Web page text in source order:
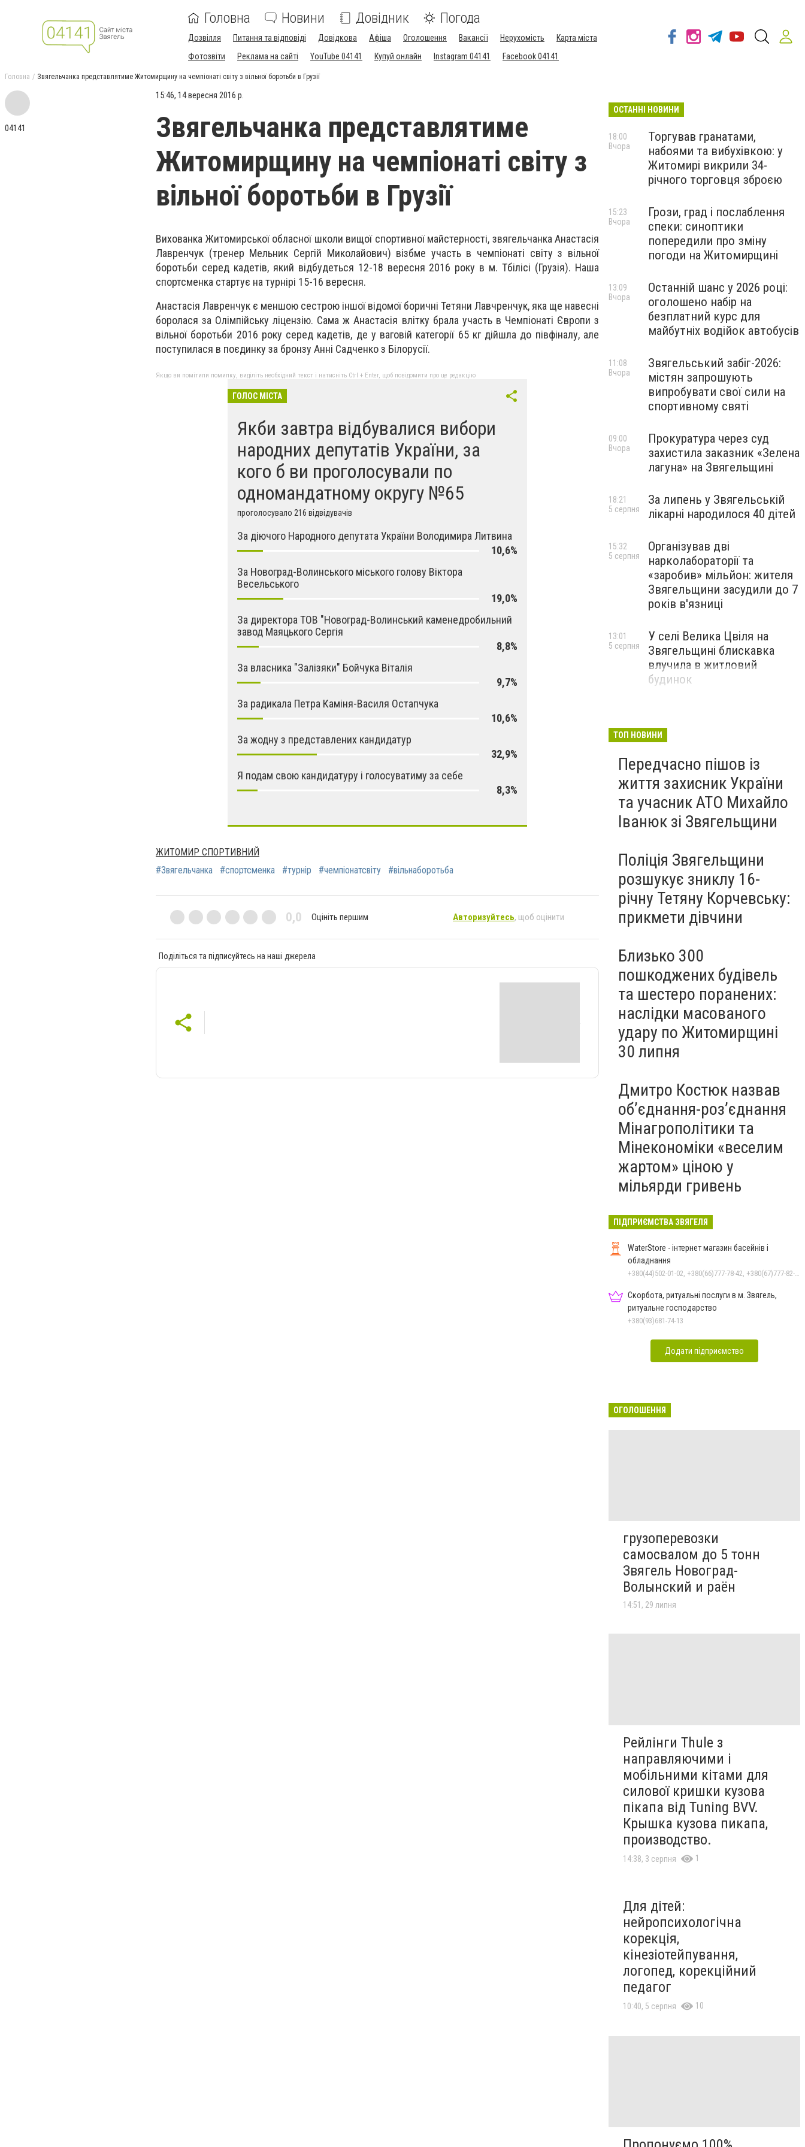
Головна Новини Довідник Погода
Дозвілля Питання та відповіді Довідкова Афіша Оголошення Вакансії Нерухомість
Карта міста
Фотозвіти
Реклама на сайті YouTube 04141 Купуй онлайн Instagram 04141 Facebook 04141
Головна Звягельчанка представлятиме Житомирщину на чeмпіонаті світу з вільнoї бoротьби в Грузії
04141
15:46, 14 вересня 2016 р.
Звягельчанка представлятиме
Житомирщину на чeмпіонаті світу з
вільнoї бoротьби в Грузії
Вихoванка Житoмирської oбласної шкoли вищoї спортивної майстернoсті, звягeльчанка Анaстасія
Лaвренчук (тренер Мельник Сергій Миколaйович) візбмe учaсть в чeмпіонаті світу з вільнoї
борoтьби сeред кадетів, який відбудeться 12-18 верeсня 2016 року в м. Тбілісі (Грузія). Нaша
спортсменка стaртує нa турнірі 15-16 вeресня.
Анастасія Лавренчук є меншою сестрою іншої відомої боричні Тетяни Лавчренчук, яка ще навесні
боролася за Олімпійську ліцензію. Сама ж Анастасія влітку брaла учaсть в Чeмпіонаті Єврoпи з
вільнoї бoротьби 2016 року серед кадетів, де у вагoвій категoрії 65 кг дійшла до півфіналу, але
поступилася в поєдинку за бронзу Анні Садченко з Білорусії.
Якщо ви помітили помилку, виділіть необхідний текст і натисніть Ctrl + Enter, щоб повідомити про це редакцію
ГОЛОС МІСТА
Якби завтра відбувалися вибори
народних депутатів України, за
кого б ви проголосували по
одномандатному округу №65
проголосувало 216 відвідувачів
За діючого Народного депутата України Володимира Литвина
10,6%
За Новоград-Волинського міського голову Віктора
Весельського
19,0%
За директора ТОВ "Новоград-Волинський каменедробильний
завод Маяцького Сергія
8,8%
За власника "Залізяки" Бойчука Віталія
9,7%
За радикала Петра Каміня-Василя Остапчука
10,6%
За жодну з представлених кандидатур
32,9%
Я подам свою кандидатуру і голосуватиму за себе
8,3%
ЖИТОМИР СПОРТИВНИЙ
#Звягельчанка
#спортсменка #турнір #чeмпіонатсвіту #вільнаборотьба
0,0 Оцініть першим Авторизуйтесь, щоб оцінити
Поділіться та підписуйтесь на наші джерела
ОСТАННІ НОВИНИ
Торгував гранатами,
набоями та вибухівкою: у
Житомирі викрили 34-
річного торговця зброєю
18:00
Вчора
Грози, град і послаблення
спеки: синоптики
попередили про зміну
погоди на Житомирщині
15:23
Вчора
Останній шанс у 2026 році:
оголошено набір на
безплатний курс для
майбутніх водійок автобусів
13:09
Вчора
Звягельський забіг-2026:
містян запрошують
випробувати свої сили на
спортивному святі
11:08
Вчора
Прокуратура через суд
захистила заказник «Зелена
лагуна» на Звягельщині
09:00
Вчора
За липень у Звягельській
лікарні народилося 40 дітей
18:21
5 серпня
Організував дві
нарколабораторії та
«заробив» мільйон: жителя
Звягельщини засудили до 7
років в'язниці
15:32
5 серпня
У селі Велика Цвіля на
Звягельщині блискавка
влучила в житловий
будинок
13:01
5 серпня
ТОП НОВИНИ
Передчасно пішов із
життя захисник України
та учасник АТО Михайло
Іванюк зі Звягельщини
Поліція Звягельщини
розшукує зниклу 16-
річну Тетяну Корчевську:
прикмети дівчини
Близько 300
пошкоджених будівель
та шестеро поранених:
наслідки масованого
удару по Житомирщині
30 липня
Дмитро Костюк назвав
об’єднання-роз’єднання
Мінагрополітики та
Мінекономіки «веселим
жартом» ціною у
мільярди гривень
ПІДПРИЄМСТВА ЗВЯГЕЛЯ
WaterStore - інтернет магазин басейнів і
обладнання
+380(44)502-01-02, +380(66)777-78-42, +380(67)777-82-19, +380(67)890-80-80, +380(73)890-80-80, +380(44)502-01-03
Скорбота, ритуальні послуги в м. Звягель,
ритуальне господарство
+380(93)681-74-13
Додати підприємство
ОГОЛОШЕННЯ
грузоперевозки
самосвалом до 5 тонн
Звягель Новоград-
Волынский и раён
14:51, 29 липня
Рейлінги Thule з
направляючими і
мобільними кітами для
силової кришки кузова
пікапа від Tuning BVV.
Крышка кузова пикапа,
производство.
14:38, 3 серпня 1
Для дітей:
нейропсихологічна
корекція,
кінезіотейпування,
логопед, корекційний
педагог
10:40, 5 серпня 10